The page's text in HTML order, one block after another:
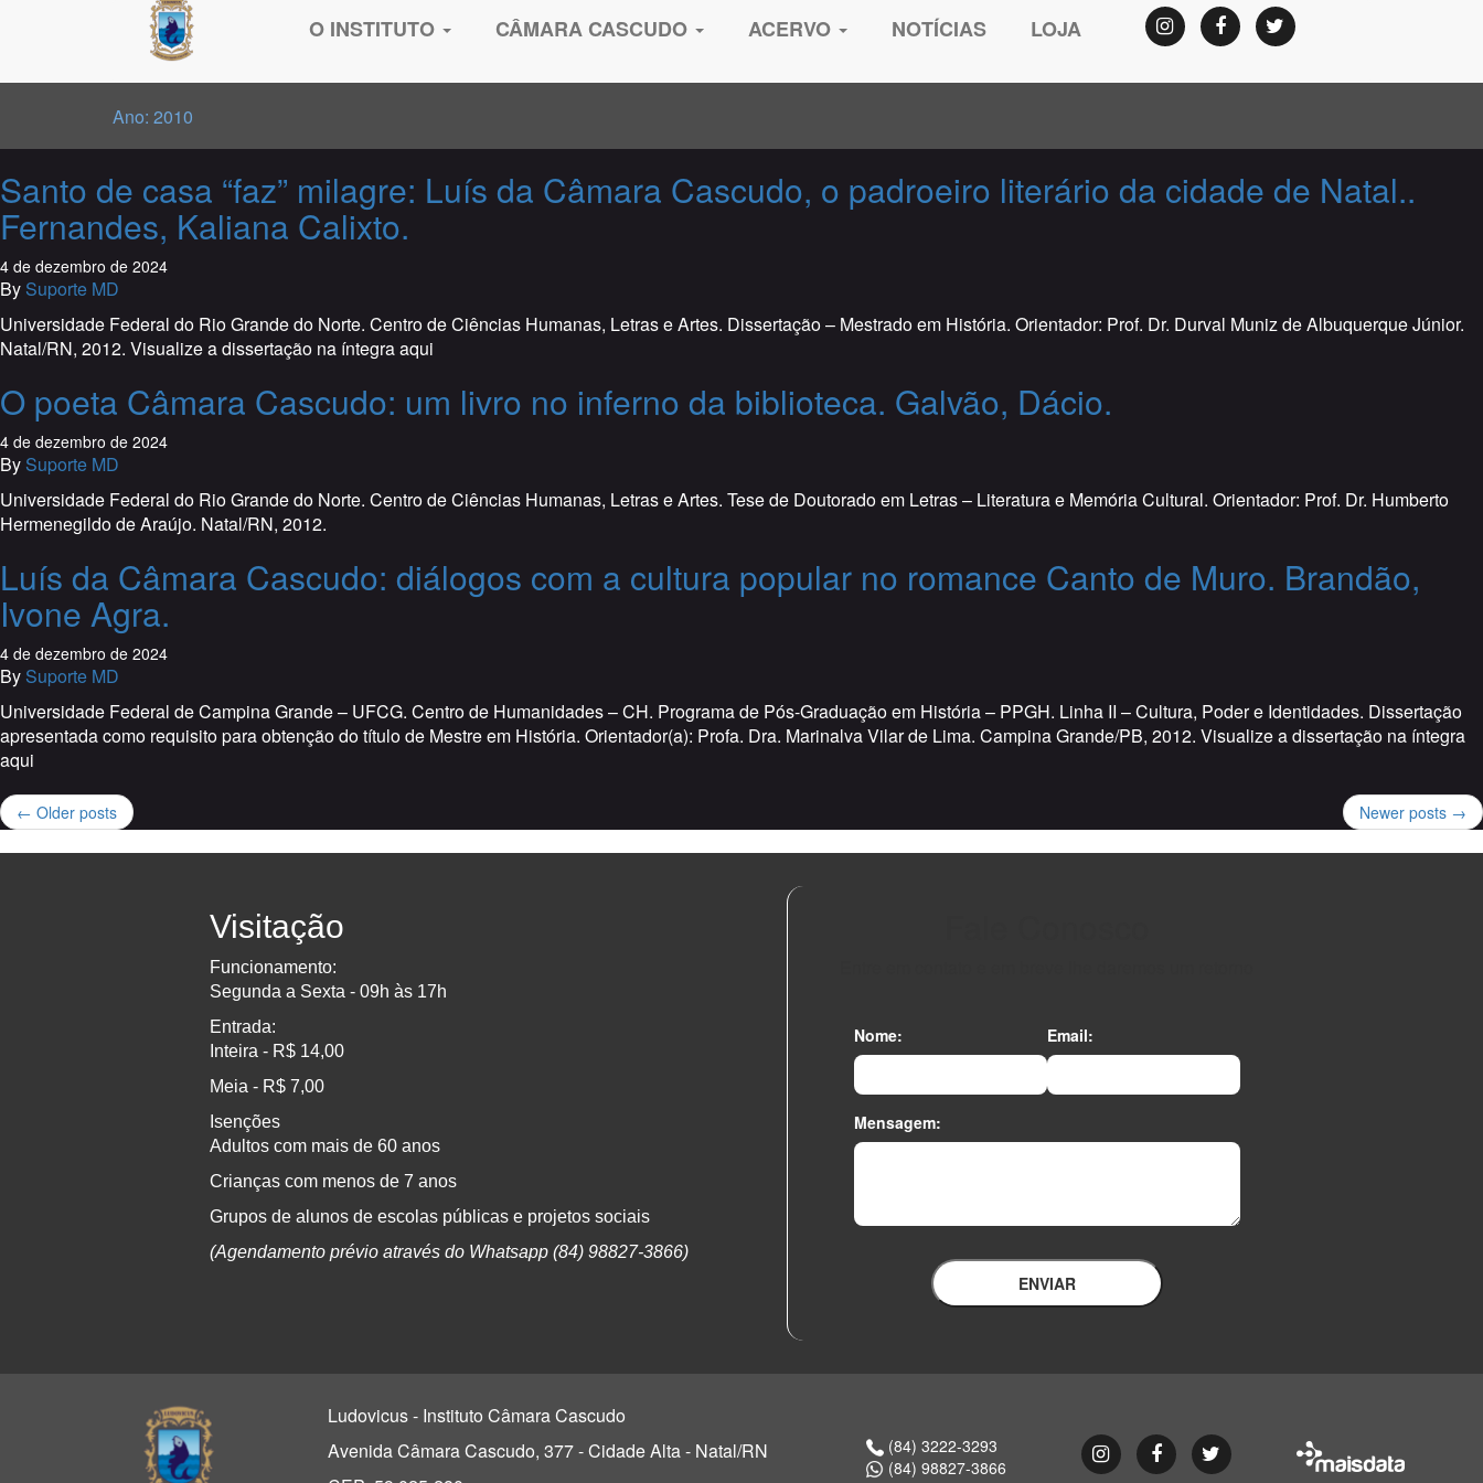
O INSTITUTO CÂMARA CASCUDO ACERVO NOTÍCIAS LOJA InstagramFacebookTwitter
Ano: 2010
Santo de casa “faz” milagre: Luís da Câmara Cascudo, o padroeiro literário da cidade de Natal..
Fernandes, Kaliana Calixto.
4 de dezembro de 2024
By Suporte MD
Universidade Federal do Rio Grande do Norte. Centro de Ciências Humanas, Letras e Artes. Dissertação – Mestrado em História. Orientador: Prof. Dr. Durval Muniz de Albuquerque Júnior.
Natal/RN, 2012. Visualize a dissertação na íntegra aqui
O poeta Câmara Cascudo: um livro no inferno da biblioteca. Galvão, Dácio.
4 de dezembro de 2024
By Suporte MD
Universidade Federal do Rio Grande do Norte. Centro de Ciências Humanas, Letras e Artes. Tese de Doutorado em Letras – Literatura e Memória Cultural. Orientador: Prof. Dr. Humberto
Hermenegildo de Araújo. Natal/RN, 2012.
Luís da Câmara Cascudo: diálogos com a cultura popular no romance Canto de Muro. Brandão,
Ivone Agra.
4 de dezembro de 2024
By Suporte MD
Universidade Federal de Campina Grande – UFCG. Centro de Humanidades – CH. Programa de Pós-Graduação em História – PPGH. Linha II – Cultura, Poder e Identidades. Dissertação
apresentada como requisito para obtenção do título de Mestre em História. Orientador(a): Profa. Dra. Marinalva Vilar de Lima. Campina Grande/PB, 2012. Visualize a dissertação na íntegra
aqui
← Older posts Newer posts →
Visitação
Funcionamento:
Segunda a Sexta - 09h às 17h
Entrada:
Inteira - R$ 14,00
Meia - R$ 7,00
Isenções
Adultos com mais de 60 anos
Crianças com menos de 7 anos
Grupos de alunos de escolas públicas e projetos sociais
(Agendamento prévio através do Whatsapp (84) 98827-3866)
Nome: Email:
Mensagem:
ENVIAR
Ludovicus - Instituto Câmara Cascudo
Avenida Câmara Cascudo, 377 - Cidade Alta - Natal/RN
(84) 3222-3293
(84) 98827-3866
InstagramFacebookTwitter